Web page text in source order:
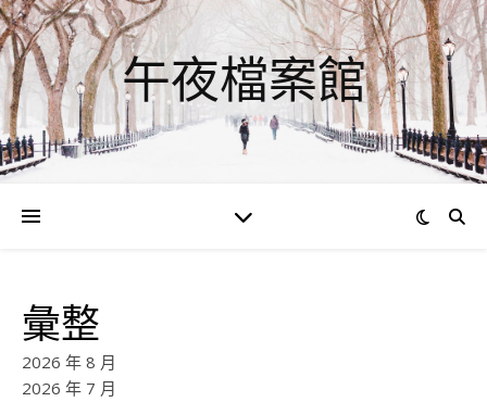
午夜檔案館
彙整
2026 年 8 月
2026 年 7 月